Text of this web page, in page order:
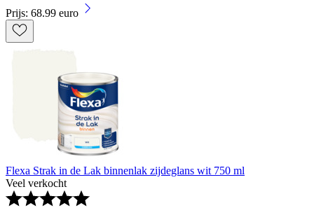
Prijs: 68.99 euro
Flexa Strak in de Lak binnenlak zijdeglans wit 750 ml
Veel verkocht